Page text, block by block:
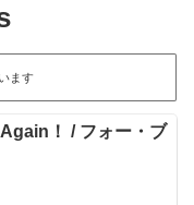
ます
！ / フォー・ブ